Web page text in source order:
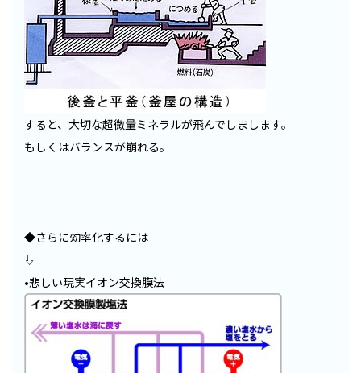
すると、大切な超微量ミネラルが飛んでしまします。
もしくはバランスが崩れる。
◆さらに効率化するには
⇩
•悲しい現実イオン交換膜法